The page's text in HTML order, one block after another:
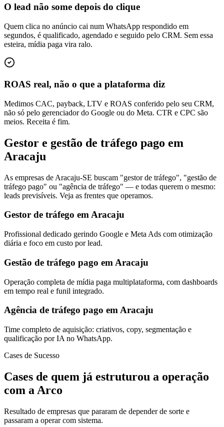
O lead não some depois do clique
Quem clica no anúncio cai num WhatsApp respondido em
segundos, é qualificado, agendado e seguido pelo CRM. Sem essa
esteira, mídia paga vira ralo.
ROAS real, não o que a plataforma diz
Medimos CAC, payback, LTV e ROAS conferido pelo seu CRM,
não só pelo gerenciador do Google ou do Meta. CTR e CPC são
meios. Receita é fim.
Gestor e gestão de tráfego pago em
Aracaju
As empresas de Aracaju-SE buscam "gestor de tráfego", "gestão de
tráfego pago" ou "agência de tráfego" — e todas querem o mesmo:
leads previsíveis. Veja as frentes que operamos.
Gestor de tráfego em Aracaju
Profissional dedicado gerindo Google e Meta Ads com otimização
diária e foco em custo por lead.
Gestão de tráfego pago em Aracaju
Operação completa de mídia paga multiplataforma, com dashboards
em tempo real e funil integrado.
Agência de tráfego pago em Aracaju
Time completo de aquisição: criativos, copy, segmentação e
qualificação por IA no WhatsApp.
Cases de Sucesso
Cases de quem já estruturou a operação
com a Arco
Resultado de empresas que pararam de depender de sorte e
passaram a operar com sistema.